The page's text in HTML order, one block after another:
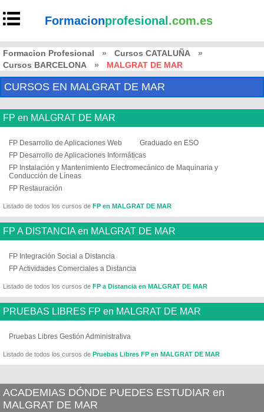
Formacionprofesional .com.es
Formacion Profesional » Cursos CATALUÑA
»
Cursos BARCELONA
» MALGRAT DE MAR
CURSOS EN MALGRAT DE MAR
FP en MALGRAT DE MAR
FP Desarrollo de Aplicaciones Web
Graduado en ESO
FP Desarrollo de Aplicaciones Informáticas
FP Instalación y Mantenimiento Electromecánico de Maquinaria y
Conducción de Líneas
FP Restauración
Listado de todos los cursos de FP en MALGRAT DE MAR
FP A DISTANCIA en MALGRAT DE MAR
FP Integración Social a Distancia
FP Actividades Comerciales a Distancia
Listado de todos los cursos de FP a Distancia en MALGRAT DE MAR
PRUEBAS LIBRES FP en MALGRAT DE MAR
Pruebas Libres Gestión Administrativa
Listado de todos los cursos de Pruebas Libres FP en MALGRAT DE MAR
ACADEMIAS DÓNDE PUEDES ESTUDIAR en
MALGRAT DE MAR